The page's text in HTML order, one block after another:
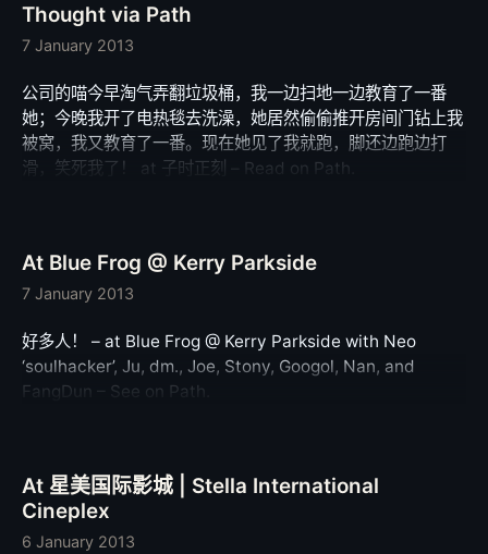
Thought via Path
7 January 2013
公司的喵今早淘气弄翻垃圾桶，我一边扫地一边教育了一番
她；今晚我开了电热毯去洗澡，她居然偷偷推开房间门钻上我
被窝，我又教育了一番。现在她见了我就跑，脚还边跑边打
滑，笑死我了！ at 子时正刻 – Read on Path.
At Blue Frog @ Kerry Parkside
7 January 2013
好多人！ – at Blue Frog @ Kerry Parkside with Neo
‘soulhacker’, Ju, dm., Joe, Stony, Googol, Nan, and
FangDun – See on Path.
At 星美国际影城 | Stella International
Cineplex
6 January 2013